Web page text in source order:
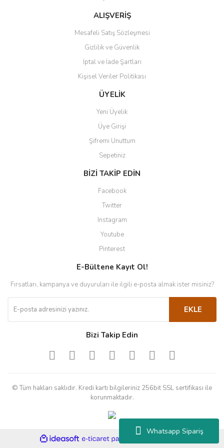
Whatsapp Sipariş
Bu ürüne benzer farklı alternatifler olmalı.
Gönder
ALIŞVERİŞ
Mesafeli Satış Sözleşmesi
Gizlilik ve Güvenlik
İptal ve İade Şartları
Kişisel Veriler Politikası
ÜYELİK
Yeni Üyelik
Üye Girişi
Şifremi Unuttum
Sepetiniz
BİZİ TAKİP EDİN
Facebook
Twitter
Instagram
Youtube
Pinterest
E-Bültene Kayıt Ol!
Fırsatları, kampanya ve duyuruları ile ilgili e-posta almak ister misiniz?
EKLE
Bizi Takip Edin
© Tüm hakları saklıdır. Kredi kartı bilgileriniz 256bit SSL sertifikası ile
korunmaktadır.
ideasoft